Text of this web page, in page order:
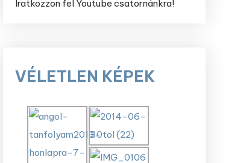
Iratkozzon fel Youtube csatornánkra!
VÉLETLEN KÉPEK